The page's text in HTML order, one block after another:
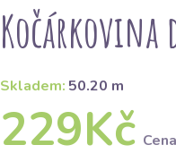
Kočárkovina
Skladem: 50.20 m
229Kč